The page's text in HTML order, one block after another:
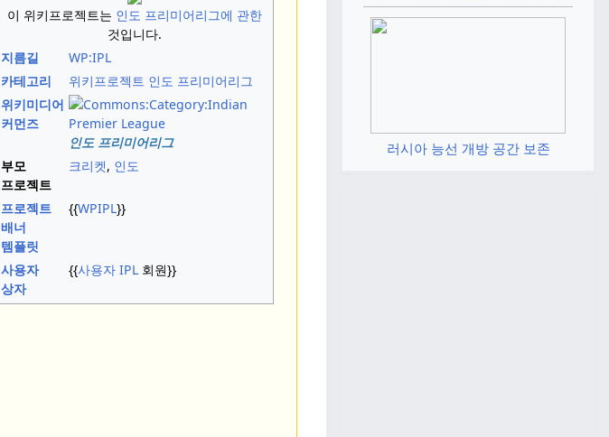
이 위키프로젝트는 인도 프리미어리그에 관한
것입니다.
지름길
WP:IPL
카테고리
위키프로젝트 인도 프리미어리그
위키미디어
커먼즈
인도 프리미어리그
부모
프로젝트
크리켓, 인도
프로젝트
배너
템플릿
{{WPIPL}}
사용자
상자
{{사용자 IPL 회원}}
러시아 능선 개방 공간 보존